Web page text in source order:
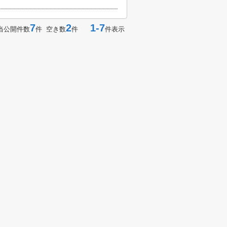
公開件数7件 空き数2件 1-7件表示